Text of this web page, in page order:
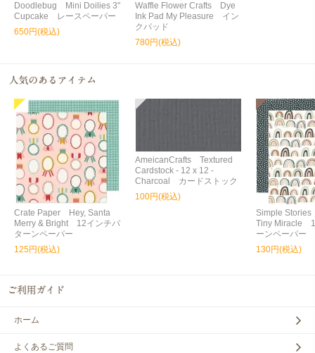
Doodlebug Mini Doilies 3"
Cupcake レースペーパー
650円(税込)
Waffle Flower Crafts Dye
Ink Pad My Pleasure イン
クパッド
780円(税込)
Crate Paper Hey, Santa
Merry & Bright 12インチパ
ターンペーパー
125円(税込)
AmeicanCrafts Textured
Cardstock - 12 x 12 -
Charcoal カードストック
100円(税込)
Simple
Tiny Miracle
ーンペーパー
130円(税込)
ホーム
よくあるご質問